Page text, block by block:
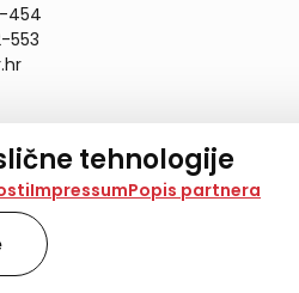
tehnologije
koristimo kolačiće i slične
na stranici te prikazujemo
tehnologije.
nužno“ prihvaćate samo
potrebnih za analitiku i
ImpressumPopis partnera
454
553